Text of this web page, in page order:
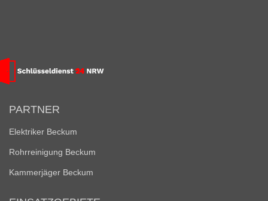
PARTNER
Elektriker Beckum
Rohrreinigung Beckum
Kammerjäger Beckum